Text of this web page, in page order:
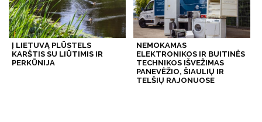
Į LIETUVĄ PLŪSTELS
KARŠTIS SU LIŪTIMIS IR
PERKŪNIJA
NEMOKAMAS
ELEKTRONIKOS IR BUITINĖS
TECHNIKOS IŠVEŽIMAS
PANEVĖŽIO, ŠIAULIŲ IR
TELŠIŲ RAJONUOSE